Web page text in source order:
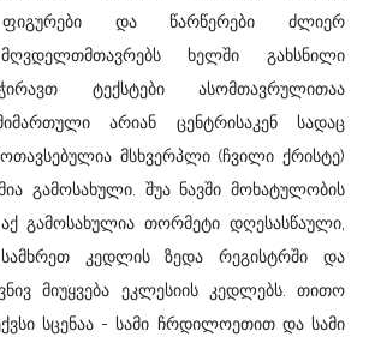
ფიგურები და წარწერები ძლიერ
ხელში გახსნილი
ტექსტები ასომთავრულითაა
არიან ცენტრისაკენ სადაც
მსხვერპლი (ჩვილი ქრისტე)
გამოსახული. შუა ნავში მოხატულობის
გამოსახულია თორმეტი დღესასწაული,
კედლის ზედა რეგისტრში და
მიუყვება ეკლესიის კედლებს. თითო
სცენაა - სამი ჩრდილოეთით და სამი